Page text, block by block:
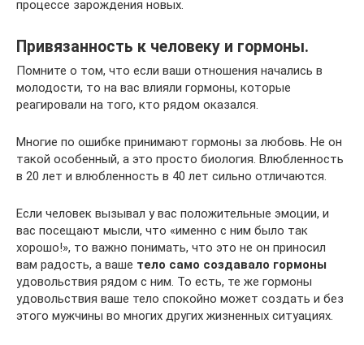
процессе зарождения новых.
Привязанность к человеку и гормоны.
Помните о том, что если ваши отношения начались в
молодости, то на вас влияли гормоны, которые
реагировали на того, кто рядом оказался.
Многие по ошибке принимают гормоны за любовь. Не он
такой особенный, а это просто биология. Влюбленность
в 20 лет и влюбленность в 40 лет сильно отличаются.
Если человек вызывал у вас положительные эмоции, и
вас посещают мысли, что «именно с ним было так
хорошо!», то важно понимать, что это не он приносил
вам радость, а ваше тело само создавало гормоны
удовольствия рядом с ним. То есть, те же гормоны
удовольствия ваше тело спокойно может создать и без
этого мужчины во многих других жизненных ситуациях.